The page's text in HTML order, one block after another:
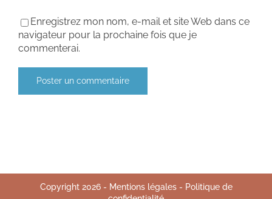
Enregistrez mon nom, e-mail et site Web dans ce
navigateur pour la prochaine fois que je
commenterai.
Copyright 2026- Mentions légales- Politique de